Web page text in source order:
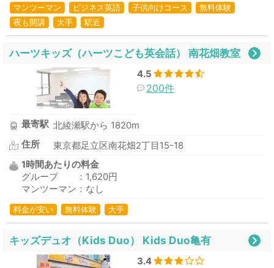
マンツーマン ビジネス英語 子供向けコース
無料体験
夜も開講
大手 駅近
ハーツキッズ（ハーツこども英会話） 南花畑教室
4.5
200件
最寄駅 北綾瀬駅から 1820m
住所
東京都足立区南花畑2丁目15-18
1時間あたりの料金
グループ ：1,620円
マンツーマン：なし
料金が安い 無料体験 大手
キッズデュオ（Kids Duo） Kids Duo亀有
3.4